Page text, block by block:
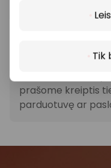
Tik
konkrečioje
Visais klausimais,
prašome kreiptis
parduotuvę ar